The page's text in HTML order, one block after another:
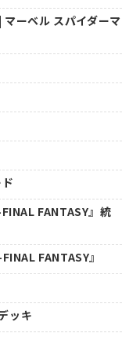
マーベル スパイダーマ
FANTASY』統
FANTASY』
ッキ